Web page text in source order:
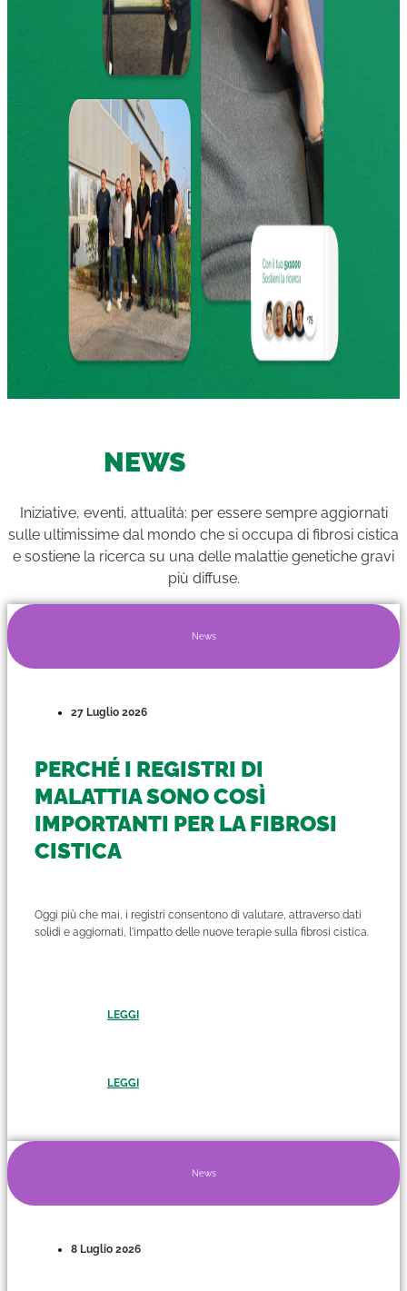
NEWS
Iniziative, eventi, attualità: per essere sempre aggiornati
sulle ultimissime dal mondo che si occupa di fibrosi cistica
e sostiene la ricerca su una delle malattie genetiche gravi
più diffuse.
News
27 Luglio 2026
PERCHÉ I REGISTRI DI
MALATTIA SONO COSÌ
IMPORTANTI PER LA FIBROSI
CISTICA
Oggi più che mai, i registri consentono di valutare, attraverso dati
solidi e aggiornati, l'impatto delle nuove terapie sulla fibrosi cistica.
LEGGI
LEGGI
News
8 Luglio 2026